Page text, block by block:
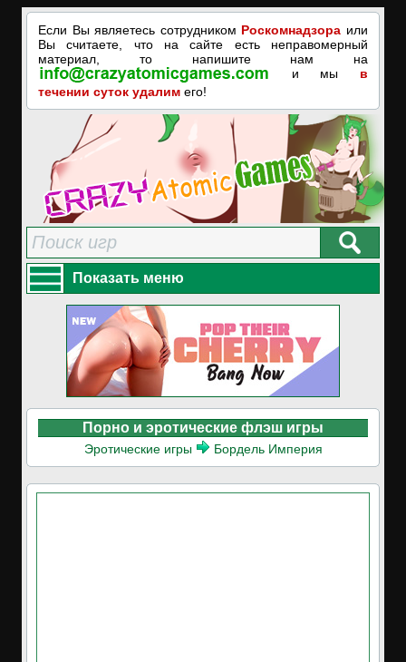
Если Вы являетесь сотрудником Роскомнадзора или
Вы считаете, что на сайте есть неправомерный
материал, то напишите нам на
и мы в
течении суток удалим его!
Показать меню
Порно и эротические флэш игры
Эротические игры Бордель Империя